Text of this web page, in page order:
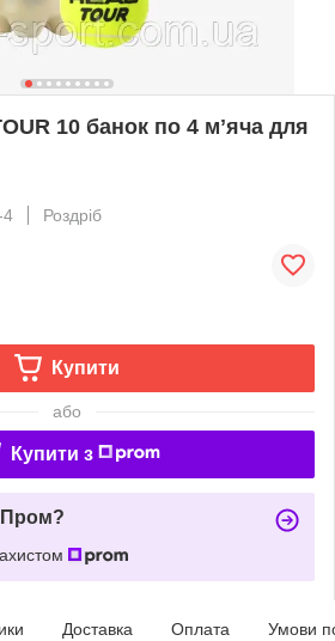
10 банок по 4 мʼяча для
4
Роздріб
Купити
або
Купити з
Пром?
Доставка Оплата Умови